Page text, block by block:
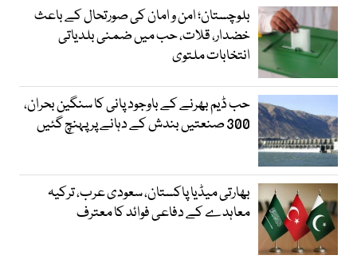
بلوچستان؛ امن و امان کی صورتحال کے باعث
خضدار، قلات، حب میں ضمنی بلدیاتی
انتخابات ملتوی
حب ڈیم بھرنے کے باوجود پانی کا سنگین بحران،
300 صنعتیں بندش کے دہانے پر پہنچ گئیں
بھارتی میڈیا پاکستان، سعودی عرب، ترکیہ
معاہدے کے دفاعی فوائد کا معترف